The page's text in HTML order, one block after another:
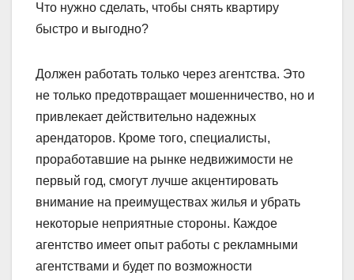
Что нужно сделать, чтобы снять квартиру
быстро и выгодно?
Должен работать только через агентства. Это
не только предотвращает мошенничество, но и
привлекает действительно надежных
арендаторов. Кроме того, специалисты,
проработавшие на рынке недвижимости не
первый год, смогут лучше акцентировать
внимание на преимуществах жилья и убрать
некоторые неприятные стороны. Каждое
агентство имеет опыт работы с рекламными
агентствами и будет по возможности